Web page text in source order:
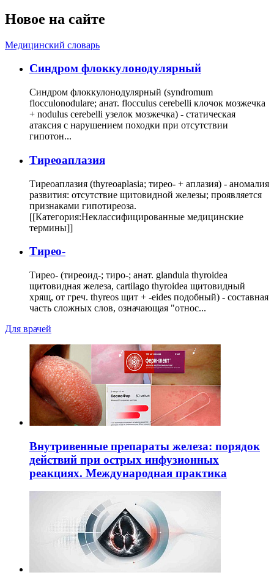
Новое на сайте
Медицинский словарь
Cиндром флоккулонодулярный
Синдром флоккулонодулярный (syndromum
flocculonodulare; анат. flocculus cerebelli клочок мозжечка
+ nodulus cerebelli узелок мозжечка) - статическая
атаксия с нарушением походки при отсутствии
гипотон...
Тиреоаплазия
Тиреоаплазия (thyreoaplasia; тирео- + аплазия) - аномалия
развития: отсутствие щитовидной железы; проявляется
признаками гипотиреоза.
[[Категория:Неклассифицированные медицинские
термины]]
Тирео-
Тирео- (тиреоид-; тиро-; анат. glandula thyroidea
щитовидная железа, cartilago thyroidea щитовидный
хрящ, от греч. thyreos щит + -eides подобный) - составная
часть сложных слов, означающая "относ...
Для врачей
Внутривенные препараты железа: порядок
действий при острых инфузионных
реакциях. Международная практика